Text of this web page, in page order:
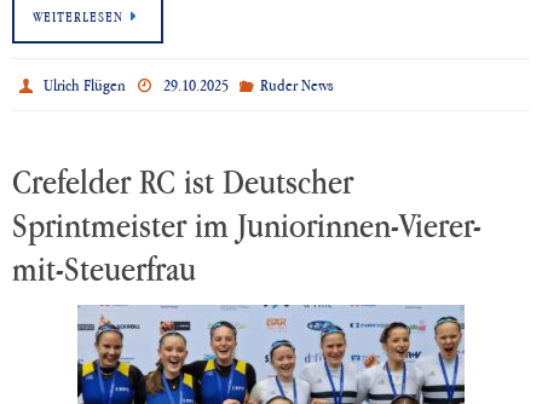
WEITERLESEN
Ulrich Flügen 29.10.2025 Ruder News
Crefelder RC ist Deutscher
Sprintmeister im Juniorinnen-Vierer-
mit-Steuerfrau